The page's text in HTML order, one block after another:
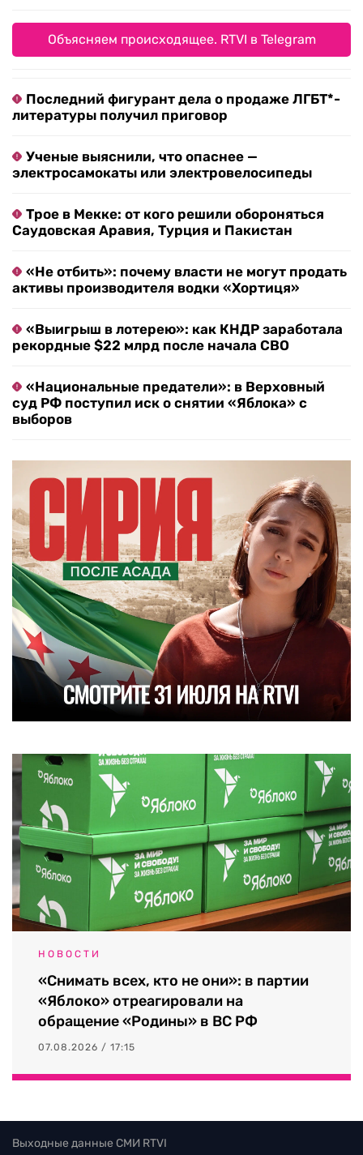
Объясняем происходящее. RTVI в Telegram
Последний фигурант дела о продаже ЛГБТ*-
литературы получил приговор
Ученые выяснили, что опаснее —
электросамокаты или электровелосипеды
Трое в Мекке: от кого решили обороняться
Саудовская Аравия, Турция и Пакистан
«Не отбить»: почему власти не могут продать
активы производителя водки «Хортиця»
«Выигрыш в лотерею»: как КНДР заработала
рекордные $22 млрд после начала СВО
«Национальные предатели»: в Верховный
суд РФ поступил иск о снятии «Яблока» с
выборов
НОВОСТИ
«Снимать всех, кто не они»: в партии
«Яблоко» отреагировали на
обращение «Родины» в ВС РФ
07.08.2026 / 17:15
Выходные данные СМИ RTVI